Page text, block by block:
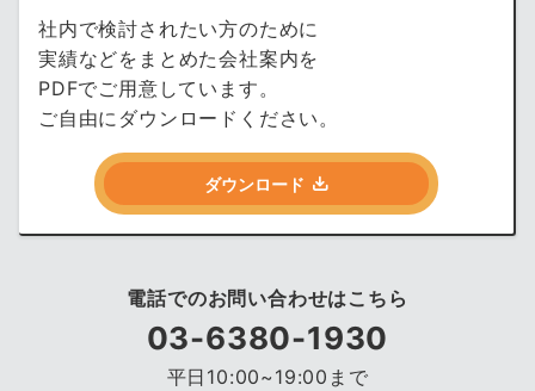
社内で検討されたい方のために
実績などをまとめた会社案内を
PDFでご用意しています。
ご自由にダウンロードください。
ダウンロード
電話でのお問い合わせはこちら
03-6380-1930
平日10:00~19:00まで